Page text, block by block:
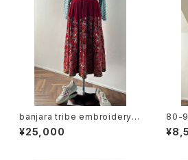
banjara tribe embroidery s
kirt
¥25,000
80-
e